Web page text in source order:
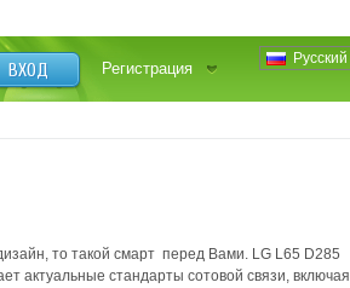
Русский
ВХОД Регистрация
то такой смарт ­ перед Вами. LG L65 D285
актуальные стандарты сотовой связи, включая